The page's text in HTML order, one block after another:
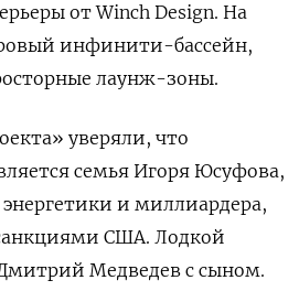
от Winch Design. На
инфинити-бассейн,
лаунж-зоны.
уверяли, что
семья Игоря Юсуфова,
и миллиардера,
США. Лодкой
Медведев с сыном.